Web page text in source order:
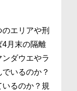
エリアや刑
4月末の隔離
ダウエやラ
いるのか？
るのか？規